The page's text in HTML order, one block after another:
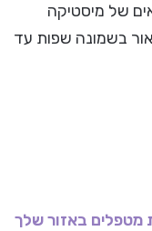
של מיסטיקה
בשמונה שפות עד
באזור שלך